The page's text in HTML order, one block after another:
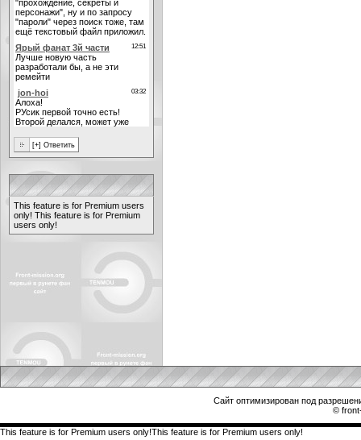
This feature is for Premium users
only! This feature is for Premium
users only!
Сайт оптимизирован под
©
This feature is for Premium users only!This feature is for Premium users only!